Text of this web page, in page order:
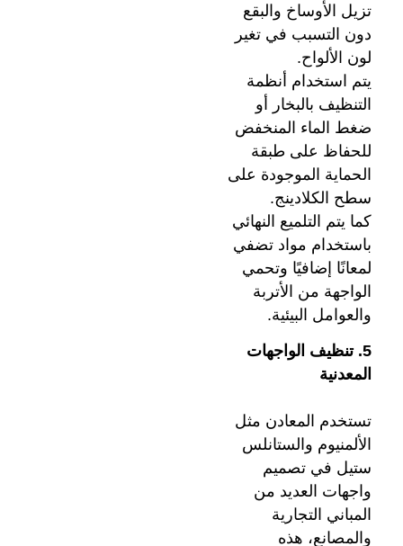
تزيل الأوساخ والبقع
دون التسبب في تغير
لون الألواح.
يتم استخدام أنظمة
التنظيف بالبخار أو
ضغط الماء المنخفض
للحفاظ على طبقة
الحماية الموجودة على
سطح الكلادينج.
كما يتم التلميع النهائي
باستخدام مواد تضفي
لمعانًا إضافيًا وتحمي
الواجهة من الأتربة
والعوامل البيئية.
5. تنظيف الواجهات
المعدنية
تستخدم المعادن مثل
الألمنيوم والستانلس
ستيل في تصميم
واجهات العديد من
المباني التجارية
والمصانع، هذه